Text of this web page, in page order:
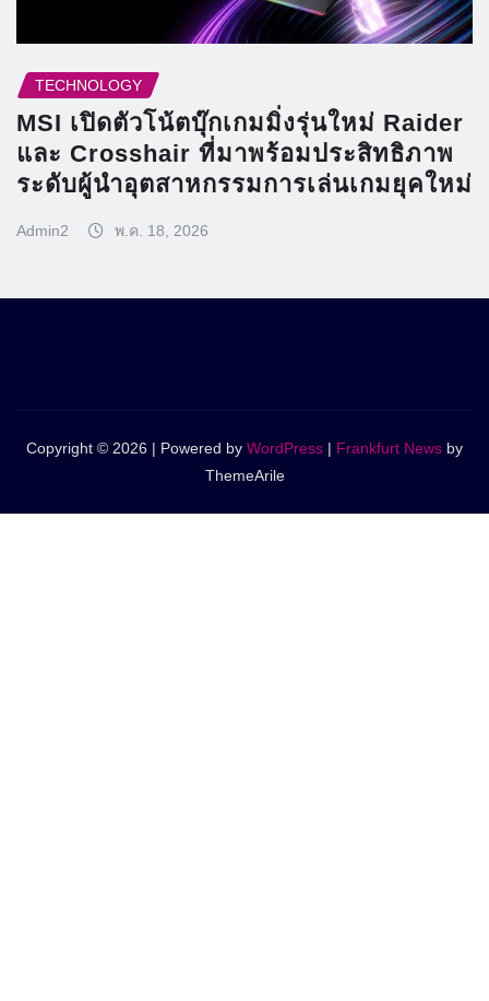
TECHNOLOGY
MSI เปิดตัวโน้ตบุ๊กเกมมิ่งรุ่นใหม่ Raider
และ Crosshair ที่มาพร้อมประสิทธิภาพ
ระดับผู้นำอุตสาหกรรมการเล่นเกมยุคใหม่
Admin2 พ.ค. 18, 2026
Copyright © 2026 | Powered by WordPress | Frankfurt News by
ThemeArile